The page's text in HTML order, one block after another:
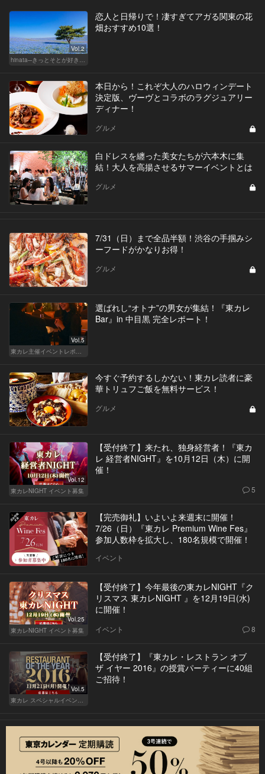
Vol.2
hinata─きっとそとが好きになる─
恋人と日帰りで！凄すぎてアガる関東の花
畑おすすめ10選！
本日から！これぞ大人のハロウィンデート
決定版、ヴーヴとコラボのラグジュアリー
ディナー！
グルメ
白ドレスを纏った美女たちが六本木に集
結！大人を高揚させるサマーイベントとは
グルメ
7/31（日）まで全品半額！渋谷の手掴みシ
ーフードがかなりお得！
グルメ
Vol.5
東カレ主催イベントレポート
選ばれし“オトナ”の男女が集結！『東カレ
Bar』in 中目黒 完全レポート！
今すぐ予約するしかない！東カレ読者に豪
華トリュフご飯を無料サービス！
グルメ
Vol.12
東カレNIGHT イベント募集
【受付終了】来たれ、独身経営者！『東カ
レ 経営者NIGHT』を10月12日（木）に開
催！
5
【完売御礼】いよいよ来週末に開催！
7/26（日）『東カレ Premium Wine Fes』
参加人数枠を拡大し、180名規模で開催！
イベント
Vol.25
東カレNIGHT イベント募集
【受付終了】今年最後の東カレNIGHT『ク
リスマス 東カレNIGHT 』を12月19日(水)
に開催！
イベント 8
Vol.5
東カレ スペシャルイベント募集
【受付終了】『東カレ・レストラン オブ
ザ イヤー 2016』の授賞パーティーに40組
ご招待！